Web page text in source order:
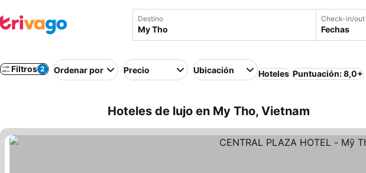
Destino Check-in/out
Fechas
Filtros 2 Ordenar por Precio Ubicación Hoteles Puntuación: 8,0+
Hoteles de lujo en My Tho, Vietnam